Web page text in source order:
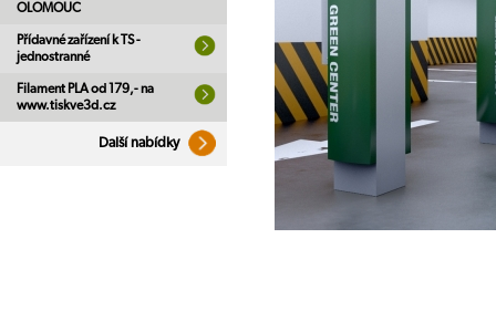
OLOMOUC
Přídavné zařízení k TS -
jednostranné
Filament PLA od 179,- na
www.tiskve3d.cz
Další nabídky